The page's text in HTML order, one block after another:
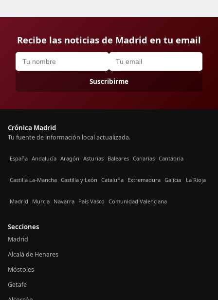
Recibe las noticias de Madrid en tu email
Suscribirme
Crónica Madrid
Tu fuente de información local actualizada.
España Andalucía Aragón Asturias Baleares Canarias Cantabria
Castilla La-Mancha Castilla y León Cataluña Extremadura Galicia La Rioja
Madrid Murcia Navarra País Vasco Comunidad Valenciana
Secciones
Madrid
Alcalá de Henares
Móstoles
Getafe